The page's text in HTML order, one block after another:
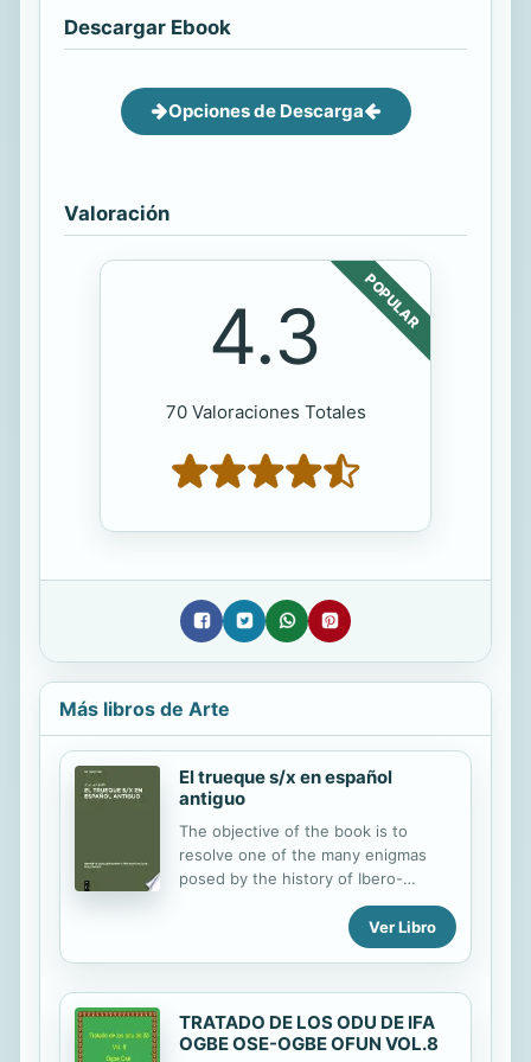
Descargar Ebook
Opciones de Descarga
Valoración
POPULAR
4.3
70 Valoraciones Totales
Más libros de Arte
El trueque s/x en español
antiguo
The objective of the book is to
resolve one of the many enigmas
posed by the history of Ibero-
Romance dialects in general and
Spanish in particular - the strange
palatalization (unconditioned,
and above this central concern, the
book also pursues a fundamentally
theoretical aim inspired by two
Ver Libro
TRATADO DE LOS ODU DE IFA
OGBE OSE-OGBE OFUN VOL.8